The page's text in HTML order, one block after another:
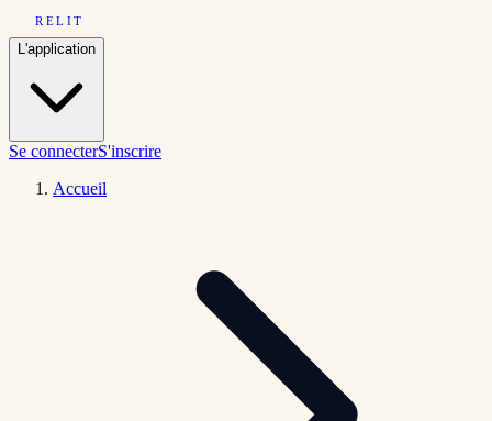
RELIT
L'application
Se connecterS'inscrire
Accueil